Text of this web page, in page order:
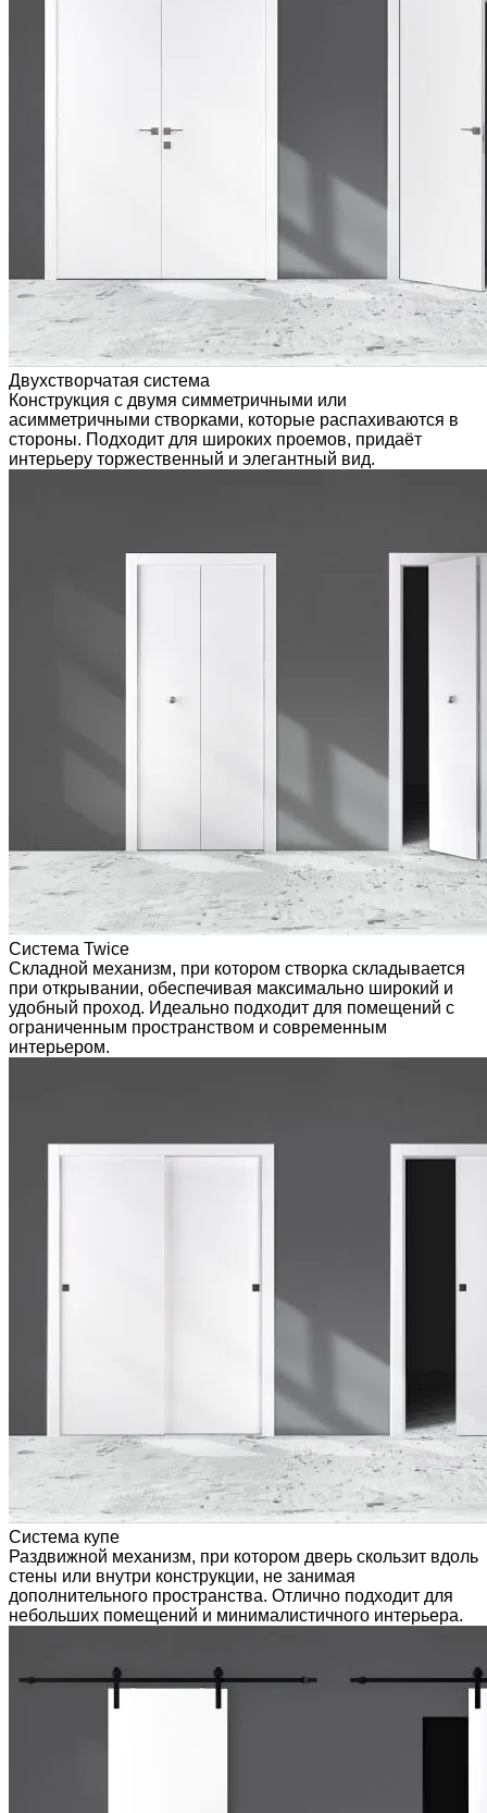
Двухстворчатая система
Конструкция с двумя симметричными или
асимметричными створками, которые распахиваются в
стороны. Подходит для широких проемов, придаёт
интерьеру торжественный и элегантный вид.
Система Twice
Складной механизм, при котором створка складывается
при открывании, обеспечивая максимально широкий и
удобный проход. Идеально подходит для помещений с
ограниченным пространством и современным
интерьером.
Система купе
Раздвижной механизм, при котором дверь скользит вдоль
стены или внутри конструкции, не занимая
дополнительного пространства. Отлично подходит для
небольших помещений и минималистичного интерьера.